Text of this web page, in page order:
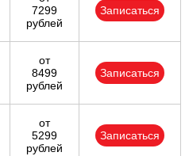
7299
рублей
Записаться
от
8499
рублей
Записаться
от
5299
рублей
Записаться